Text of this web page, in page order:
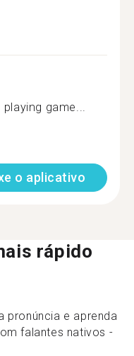
game...
o aplicativo
rápido
pronúncia e aprenda
falantes nativos -